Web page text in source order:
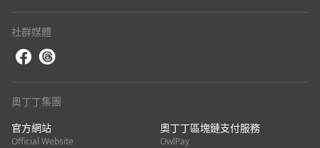
社群媒體
奧丁丁集團
官方網站
Official Website
奧丁丁區塊鏈支付服務
OwlPay